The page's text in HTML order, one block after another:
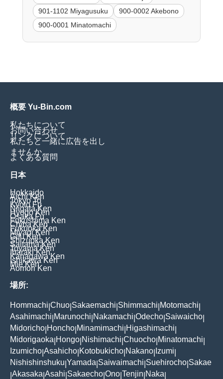
901-1102 Miyagusuku
900-0002 Akebono
900-0001 Minatomachi
概要 Yu-Bin.com
私たちについて
お問い合わせ
リンクについて
私たちと一緒に広告を出し
ませんか
よくある質問
日本
Hokkaido
Aichi Ken
Tokyo To
Kyoto Fu
Niigata Ken
Hyogo Ken
Osaka Fu
Fukushima Ken
Chiba Ken
Fukuoka Ken
Miyagi Ken
Gifu Ken
Shizuoka Ken
Saitama Ken
Toyama Ken
Ibaraki Ken
Kanagawa Ken
Ishikawa Ken
Mie Ken
Aomori Ken
場所:
Hommachi Chuo Sakaemachi Shimmachi Motomachi
Asahimachi Marunochi Nakamachi Odecho Saiwaicho
Midoricho Honcho Minamimachi Higashimachi
Midorigaoka Hongo Nishimachi Chuocho Minatomachi
Izumicho Asahicho Kotobukicho Nakano Izumi
Nishishinshuku Yamada Saiwaimachi Suehirocho Sakae
Akasaka Asahi Sakaecho Ono Tenjin Naka